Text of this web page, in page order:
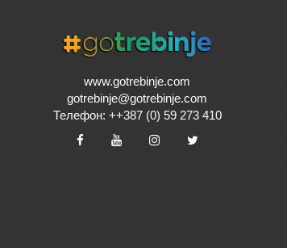
www.gotrebinje.com
gotrebinje@gotrebinje.com
Телефон: ++387 (0) 59 273 410